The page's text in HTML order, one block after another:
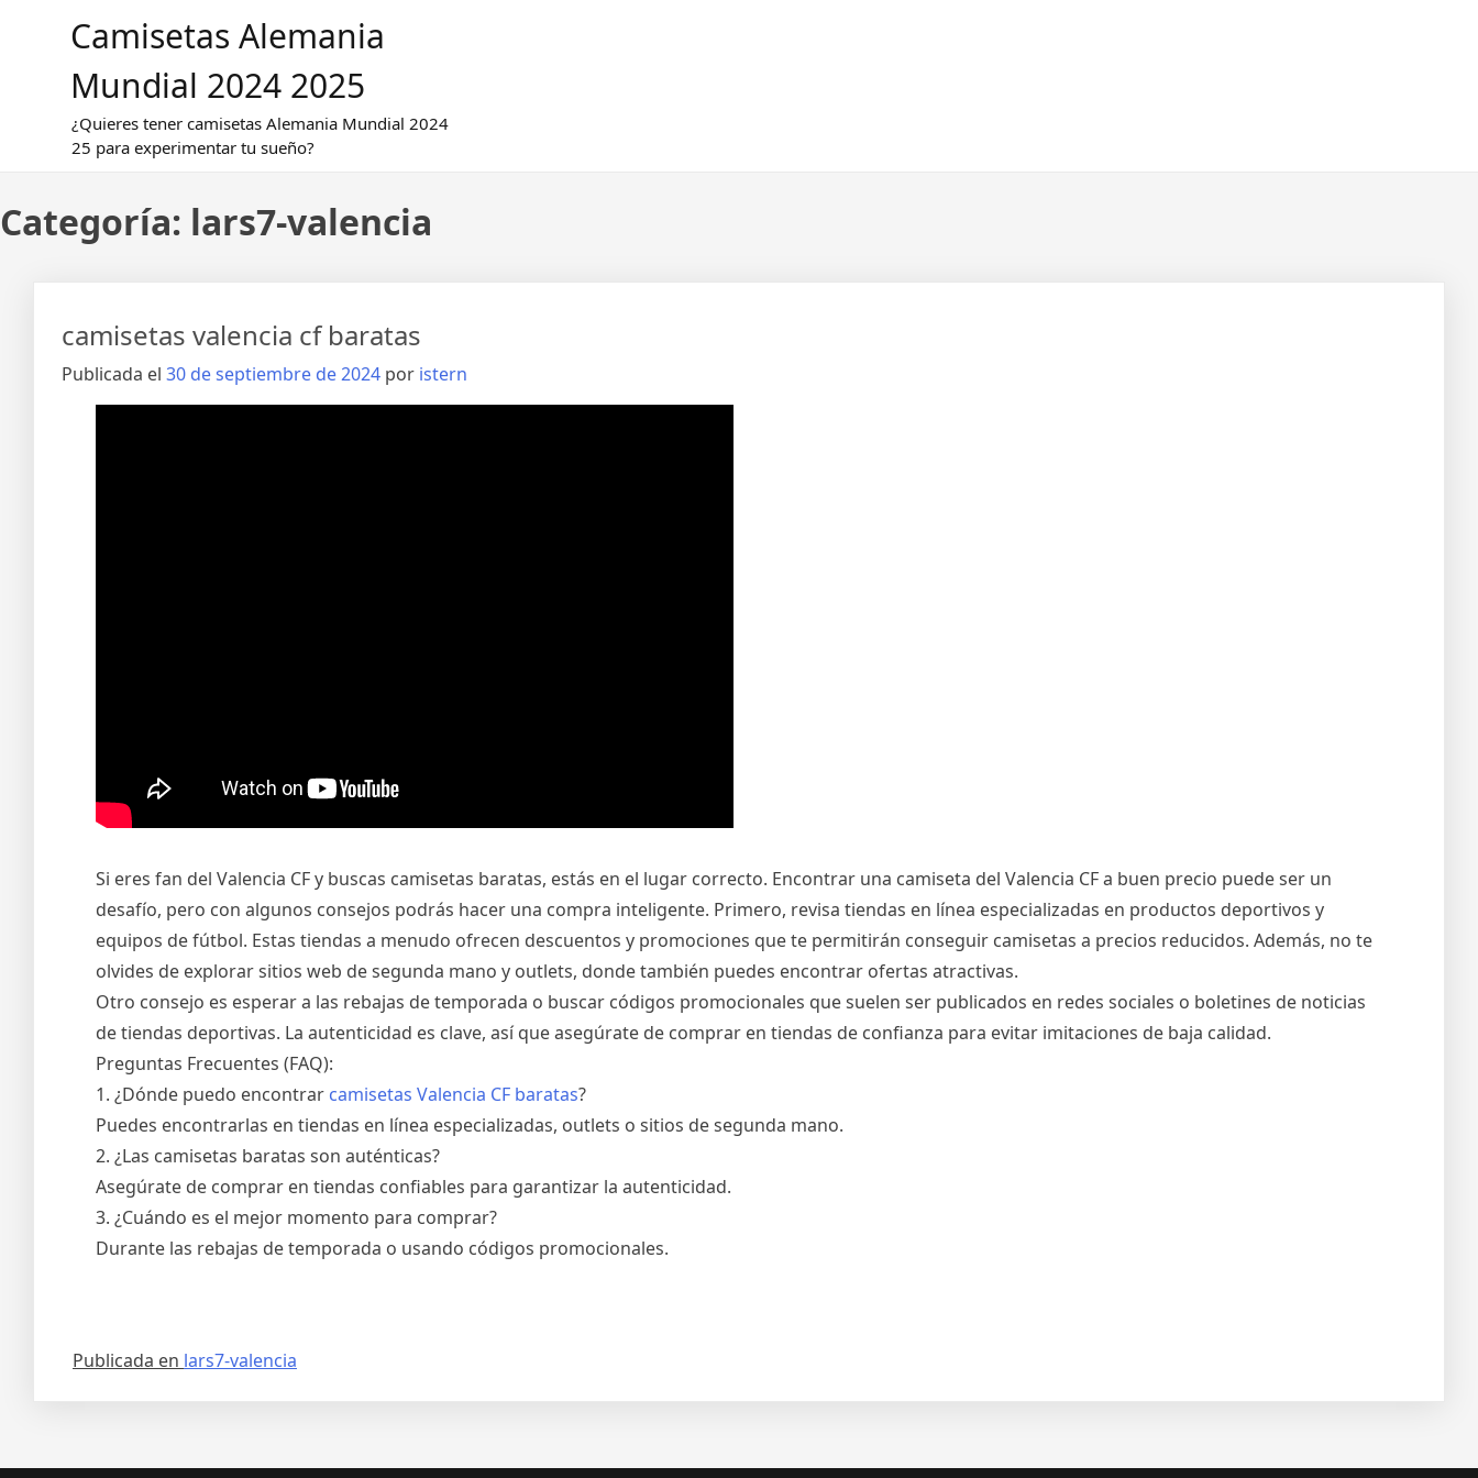
Camisetas Alemania
Mundial 2024 2025
¿Quieres tener camisetas Alemania Mundial 2024
25 para experimentar tu sueño?
Categoría: lars7-valencia
camisetas valencia cf baratas
Publicada el 30 de septiembre de 2024 por istern
Si eres fan del Valencia CF y buscas camisetas baratas, estás en el lugar correcto. Encontrar una camiseta del Valencia CF a buen precio puede ser un
desafío, pero con algunos consejos podrás hacer una compra inteligente. Primero, revisa tiendas en línea especializadas en productos deportivos y
equipos de fútbol. Estas tiendas a menudo ofrecen descuentos y promociones que te permitirán conseguir camisetas a precios reducidos. Además, no te
olvides de explorar sitios web de segunda mano y outlets, donde también puedes encontrar ofertas atractivas.
Otro consejo es esperar a las rebajas de temporada o buscar códigos promocionales que suelen ser publicados en redes sociales o boletines de noticias
de tiendas deportivas. La autenticidad es clave, así que asegúrate de comprar en tiendas de confianza para evitar imitaciones de baja calidad.
Preguntas Frecuentes (FAQ):
1. ¿Dónde puedo encontrar camisetas Valencia CF baratas?
Puedes encontrarlas en tiendas en línea especializadas, outlets o sitios de segunda mano.
2. ¿Las camisetas baratas son auténticas?
Asegúrate de comprar en tiendas confiables para garantizar la autenticidad.
3. ¿Cuándo es el mejor momento para comprar?
Durante las rebajas de temporada o usando códigos promocionales.
Publicada en lars7-valencia